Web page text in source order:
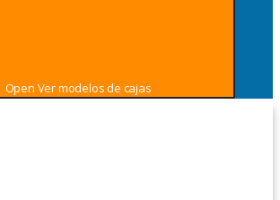
Open Ver modelos de cajas